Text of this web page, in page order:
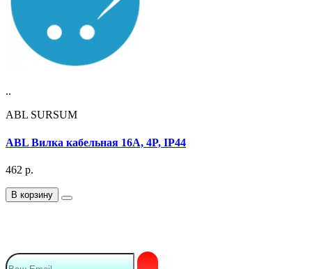
..
ABL SURSUM
ABL Вилка кабельная 16А, 4P, IP44
462 р.
В корзину